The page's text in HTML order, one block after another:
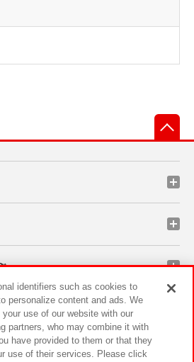
ン
identifiers such as cookies to
personalize content and ads. We
use of our website with our
partners, who may combine it with
have provided to them or that they
use of their services. Please click